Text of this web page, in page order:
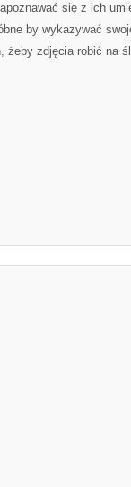
się z ich
by wykazywać
żeby zdjęcia robić na